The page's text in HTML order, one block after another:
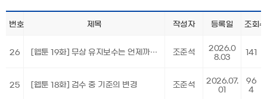
번호 제목 작성자 등록일 조회수
26 [웹툰 19화] 무상 유지보수는 언제까지? 조준석
2026.0
8.03
141
25 [웹툰 18화] 검수 중 기준의 변경 조준석
2026.07.
01
96
4